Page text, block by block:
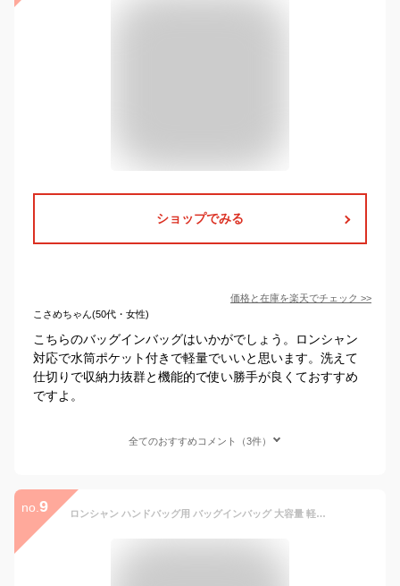
ショップでみる
価格と在庫を楽天でチェック >>
こさめちゃん(50代・女性)
こちらのバッグインバッグはいかがでしょう。ロンシャン
対応で水筒ポケット付きで軽量でいいと思います。洗えて
仕切りで収納力抜群と機能的で使い勝手が良くておすすめ
ですよ。
全てのおすすめコメント（3件）
no. 9 ロンシャン ハンドバッグ用 バッグインバッグ 大容量 軽量 自立 フェルト バッグの中の仕切り レディース トートバッグ用対応 (ベージュ,M 26x20x13cm)